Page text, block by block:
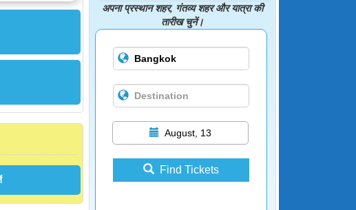
अपना प्रस्थान शहर, गंतव्य शहर और यात्रा की
तारीख चुनें।
August, 13
Find Tickets